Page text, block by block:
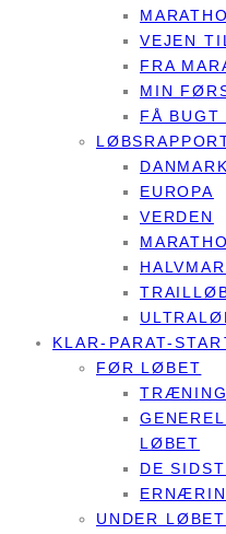
VEJEN
FRA
MIN
FÅ BUGT
DANMARK
EUROPA
VERDEN
KLAR-PARAT-
FØR LØBET
LØBET
DE
UNDER LØBET